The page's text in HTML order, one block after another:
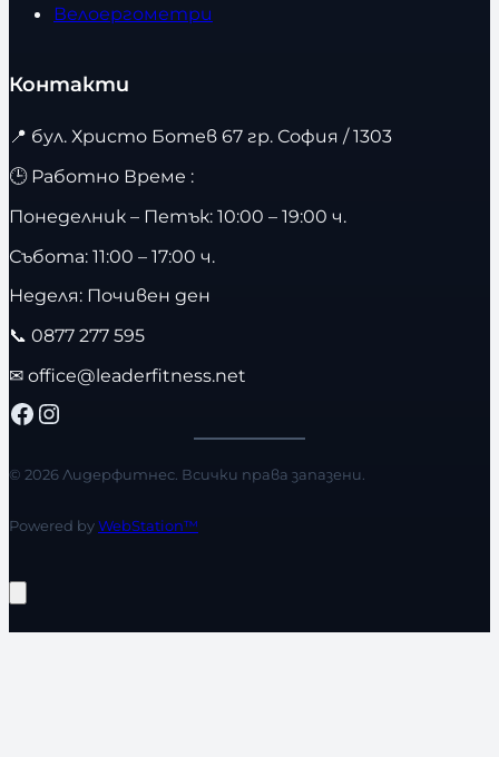
Велоергометри
Контакти
📍 бул. Христо Ботев 67 гр. София / 1303
🕒 Работно Време :
Понеделник – Петък: 10:00 – 19:00 ч.
Събота: 11:00 – 17:00 ч.
Неделя: Почивен ден
📞 0877 277 595
✉ office@leaderfitness.net
Facebook Instagram
© 2026 Лидерфитнес. Всички права запазени.
Powered byWebStation™